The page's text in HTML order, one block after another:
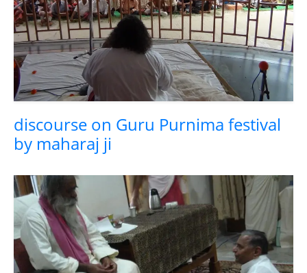
discourse on Guru Purnima festival
by maharaj ji